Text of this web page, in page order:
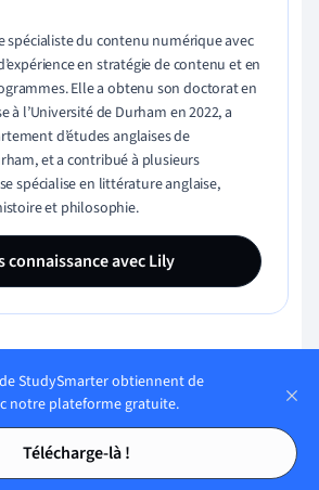
Tables des matières
Tables des matières
spécialiste du contenu numérique avec
en stratégie de contenu et en
Elle a obtenu son doctorat en
à l’Université de Durham en 2022, a
d’études anglaises de
et a contribué à plusieurs
spécialise en littérature anglaise,
et philosophie.
connaissance avec Lily
de la qualité du contenu:
Freitas
StudySmarter obtiennent de
notre plateforme gratuite.
Télécharge-là !